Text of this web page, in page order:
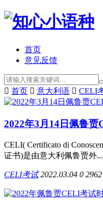
首页
意见反馈
 首页  意大利语  CELI
2022年3月14日佩鲁
CELI( Certificato di
证书)是由意大利佩鲁贾外...
CELI考试 2022.03.04 0 2962